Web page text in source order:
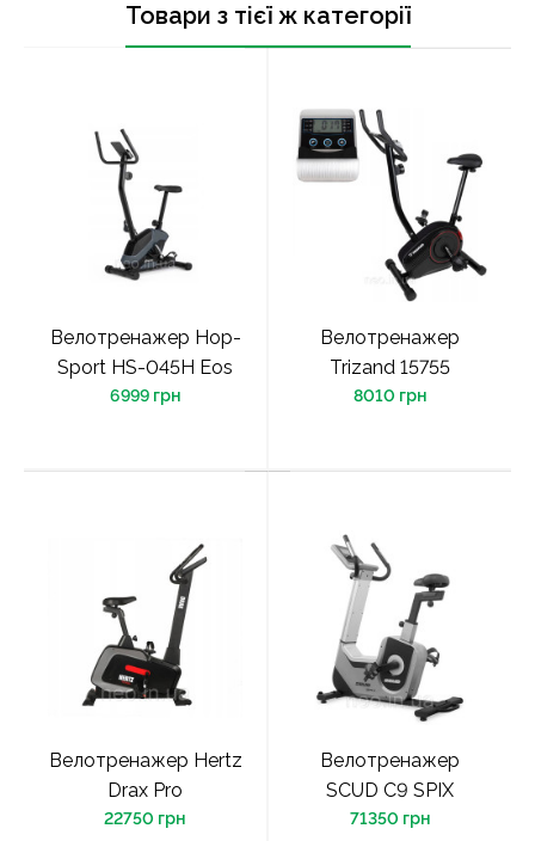
Товари з тієї ж категорії
Велотренажер Hop-
Sport HS-045H Eos
6999 грн
Велотренажер
Trizand 15755
8010 грн
Велотренажер Hertz
Drax Pro
22750 грн
Велотренажер
SCUD C9 SPIX
71350 грн